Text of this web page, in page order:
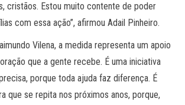
cristãos. Estou muito contente de poder
com essa ação”, afirmou Adail Pinheiro.
Vilena, a medida representa um apoio
que a gente recebe. É uma iniciativa
porque toda ajuda faz diferença. É
que se repita nos próximos anos, porque,